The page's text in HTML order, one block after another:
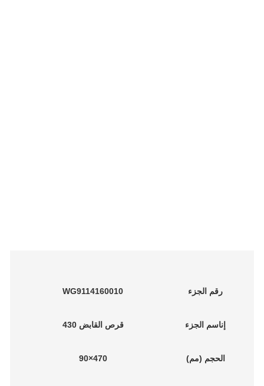
رقم الجزء WG9114160010
إناسم الجزء قرص القابض 430
الحجم (مم) 470×90